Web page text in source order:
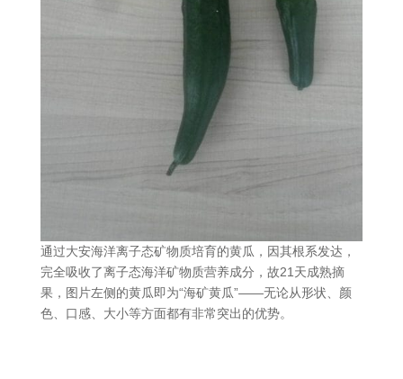
通过大安海洋离子态矿物质培育的黄瓜，因其根系发达，
完全吸收了离子态海洋矿物质营养成分，故21天成熟摘
果，图片左侧的黄瓜即为“海矿黄瓜”——无论从形状、颜
色、口感、大小等方面都有非常突出的优势。